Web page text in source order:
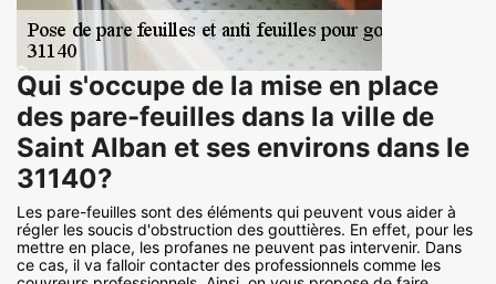
Qui s'occupe de la mise en place
des pare-feuilles dans la ville de
Saint Alban et ses environs dans le
31140?
Les pare-feuilles sont des éléments qui peuvent vous aider à
régler les soucis d'obstruction des gouttières. En effet, pour les
mettre en place, les profanes ne peuvent pas intervenir. Dans
ce cas, il va falloir contacter des professionnels comme les